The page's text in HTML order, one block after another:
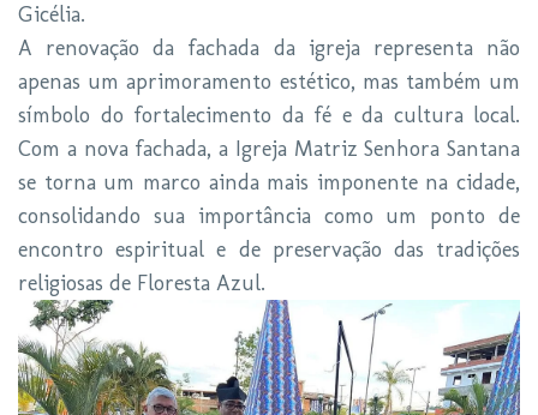
Gicélia.
A renovação da fachada da igreja representa não
apenas um aprimoramento estético, mas também um
símbolo do fortalecimento da fé e da cultura local.
Com a nova fachada, a Igreja Matriz Senhora Santana
se torna um marco ainda mais imponente na cidade,
consolidando sua importância como um ponto de
encontro espiritual e de preservação das tradições
religiosas de Floresta Azul.